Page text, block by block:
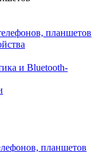
планшетов
и Bluetooth-
планшетов